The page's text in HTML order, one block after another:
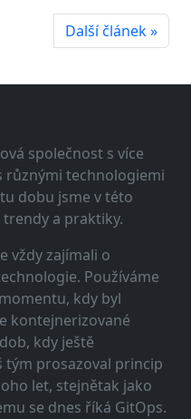
Další článek »
společnost s více
různými technologiemi
dobu jsme v této
a praktiky.
vždy zajímali o
Používáme
kdy byl
kontejnerizované
kdy ještě
tým prosazoval princip
let, stejnětak jako
se dnes říká GitOps.